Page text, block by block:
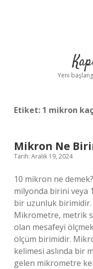
Yeni
Etiket: 1 mikron
Mikron Ne
Tarih: Aralık 19, 2024
10 mikron ne
milyonda birini veya
bir uzunluk
Mikrometre, metrik
olan mesafeyi
ölçüm birimidir.
kelimesi aslında bir
gelen mikrometre